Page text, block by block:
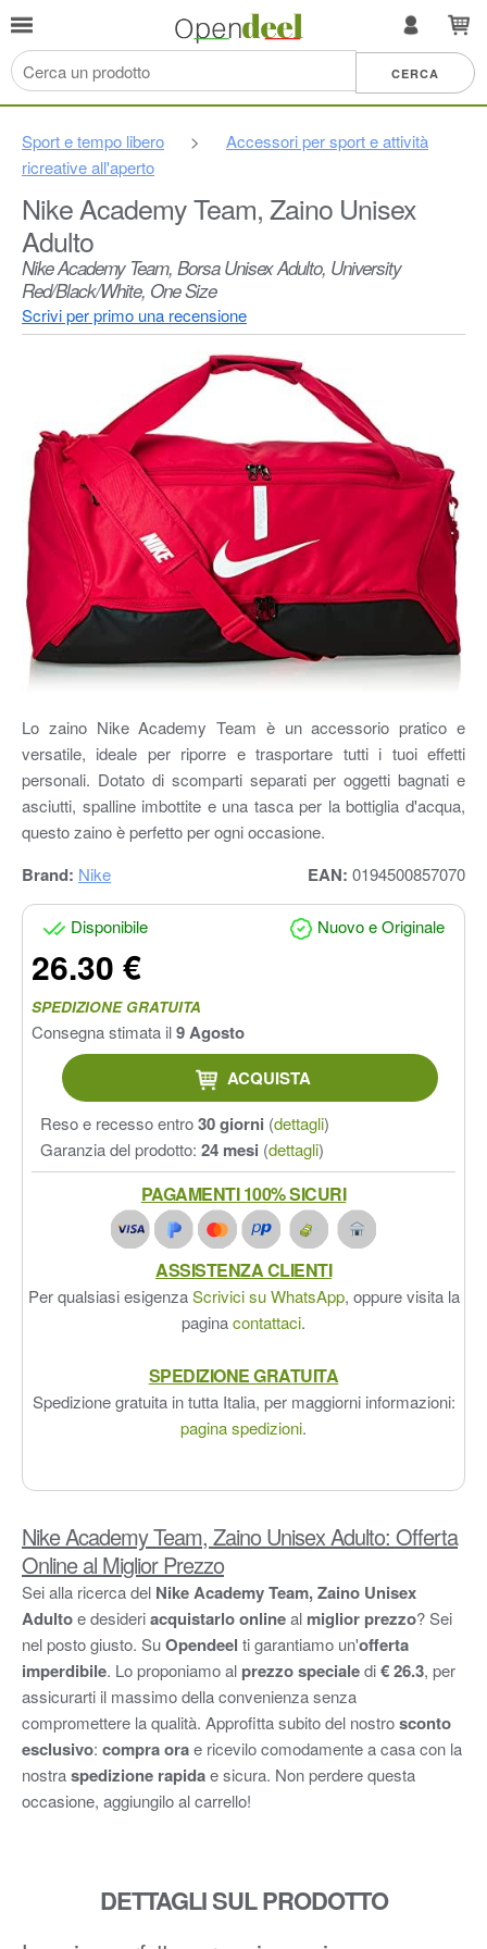
Sport e tempo libero >
Accessori per sport e attività
ricreative all'aperto
Nike Academy Team, Zaino Unisex
Adulto
Nike Academy Team, Borsa Unisex Adulto, University
Red/Black/White, One Size
Scrivi per primo una recensione
Lo zaino Nike Academy Team è un accessorio pratico e
versatile, ideale per riporre e trasportare tutti i tuoi effetti
personali. Dotato di scomparti separati per oggetti bagnati e
asciutti, spalline imbottite e una tasca per la bottiglia d'acqua,
questo zaino è perfetto per ogni occasione.
Brand: Nike EAN: 0194500857070
Disponibile Nuovo e Originale
26.30 €
SPEDIZIONE GRATUITA
Consegna stimata il9 Agosto
ACQUISTA
Reso e recesso entro30 giorni (dettagli)
Garanzia del prodotto: 24 mesi (dettagli)
PAGAMENTI 100% SICURI
ASSISTENZA CLIENTI
Per qualsiasi esigenzaScrivici su WhatsApp, oppure visita la
paginacontattaci.
SPEDIZIONE GRATUITA
Spedizione gratuita in tutta Italia, per maggiorni informazioni:
pagina spedizioni.
Nike Academy Team, Zaino Unisex Adulto: Offerta
Online al Miglior Prezzo
Sei alla ricerca del Nike Academy Team, Zaino Unisex
Adultoe desideriacquistarlo onlineal miglior prezzo? Sei
nel posto giusto. SuOpendeel ti garantiamo un'offerta
imperdibile. Lo proponiamo al prezzo specialedi€ 26.3, per
assicurarti il massimo della convenienza senza
compromettere la qualità. Approfitta subito del nostrosconto
esclusivo: compra orae ricevilo comodamente a casa con la
nostraspedizione rapidae sicura. Non perdere questa
occasione, aggiungilo al carrello!
DETTAGLI SUL PRODOTTO